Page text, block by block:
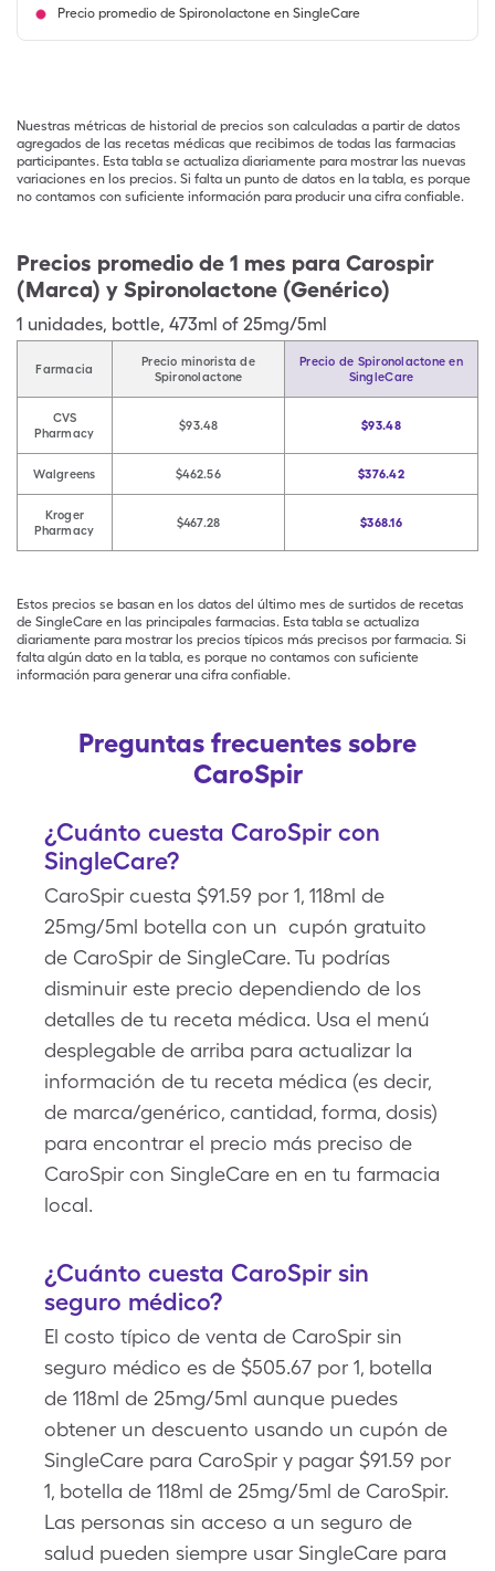
Precio promedio de Spironolactone en SingleCare
Nuestras métricas de historial de precios son calculadas a partir de datos
agregados de las recetas médicas que recibimos de todas las farmacias
participantes. Esta tabla se actualiza diariamente para mostrar las nuevas
variaciones en los precios. Si falta un punto de datos en la tabla, es porque
no contamos con suficiente información para producir una cifra confiable.
Precios promedio de 1 mes para Carospir
(Marca) y Spironolactone (Genérico)
1 unidades, bottle, 473ml of 25mg/5ml
Farmacia
Precio minorista de
Spironolactone
Precio de Spironolactone en
SingleCare
CVS
Pharmacy
$93.48 $93.48
Walgreens $462.56 $376.42
Kroger
Pharmacy
$467.28 $368.16
Estos precios se basan en los datos del último mes de surtidos de recetas
de SingleCare en las principales farmacias. Esta tabla se actualiza
diariamente para mostrar los precios típicos más precisos por farmacia. Si
falta algún dato en la tabla, es porque no contamos con suficiente
información para generar una cifra confiable.
Preguntas frecuentes sobre
CaroSpir
¿Cuánto cuesta CaroSpir con
SingleCare?
CaroSpir cuesta $91.59 por 1, 118ml de
25mg/5ml botella con un cupón gratuito
de CaroSpir de SingleCare. Tu podrías
disminuir este precio dependiendo de los
detalles de tu receta médica. Usa el menú
desplegable de arriba para actualizar la
información de tu receta médica (es decir,
de marca/genérico, cantidad, forma, dosis)
para encontrar el precio más preciso de
CaroSpir con SingleCare en en tu farmacia
local.
¿Cuánto cuesta CaroSpir sin
seguro médico?
El costo típico de venta de CaroSpir sin
seguro médico es de $505.67 por 1, botella
de 118ml de 25mg/5ml aunque puedes
obtener un descuento usando un cupón de
SingleCare para CaroSpir y pagar $91.59 por
1, botella de 118ml de 25mg/5ml de CaroSpir.
Las personas sin acceso a un seguro de
salud pueden siempre usar SingleCare para